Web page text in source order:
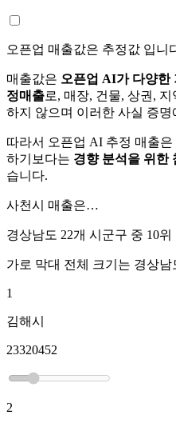
오픈업 매출값은 추정값 입니
매출값은 오픈업 AI가 다양한
정매출로, 매장, 건물, 상권,
하지 않으며 이러한 사실 증
따라서 오픈업 AI 추정 매출
하기보다는 경향 분석을 위한
습니다.
사천시 매출은…
경상남도 22개 시군구 중 10위
가로 막대 전체 크기는 경상남
1
김해시
23320452
2